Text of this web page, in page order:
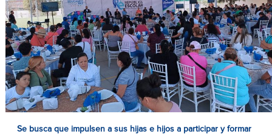
Se busca que impulsen a sus hijas e hijos a participar y formar